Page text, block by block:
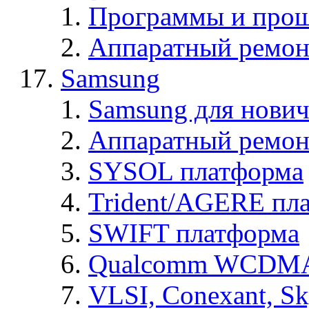
Программы и
Аппаратный
Samsung
Samsung для
Аппаратный
SYSOL платформа
Trident/AGERE
SWIFT платформа
Qualcomm
VLSI, Conexant,